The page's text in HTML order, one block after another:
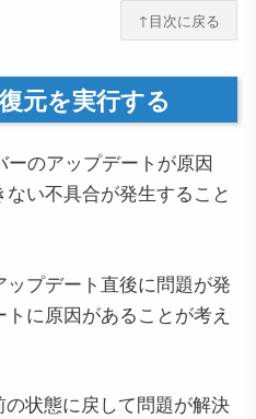
↑目次に戻る
元を実行する
ーのアップデートが原因
い不具合が発生すること
プデート直後に問題が発
に原因があることが考え
状態に戻して問題が解決